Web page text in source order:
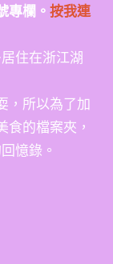
專欄。 按我連
住在浙江湖
，所以為了加
的檔案夾，
憶錄。